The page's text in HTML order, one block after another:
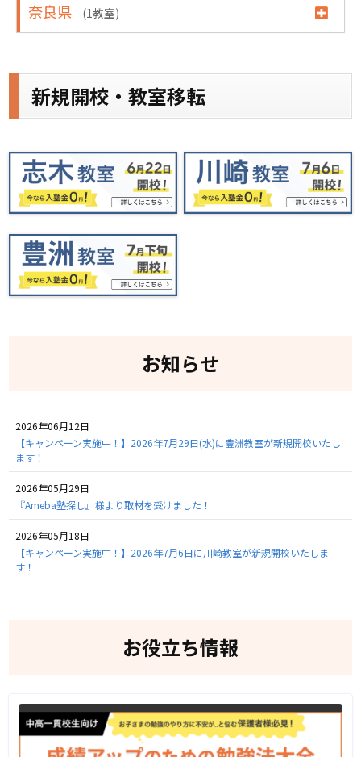
奈良県 (1教室)
新規開校・教室移転
お知らせ
2026年06月12日
【キャンペーン実施中！】2026年7月29日(水)に豊洲教室が新規開校いたし
ます！
2026年05月29日
『Ameba塾探し』様より取材を受けました！
2026年05月18日
【キャンペーン実施中！】2026年7月6日に川崎教室が新規開校いたしま
す！
お役立ち情報